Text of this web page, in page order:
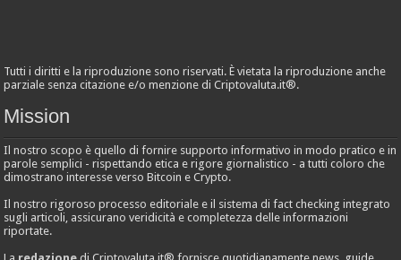
Tutti i diritti e la riproduzione sono riservati. È vietata la riproduzione anche
parziale senza citazione e/o menzione di Criptovaluta.it®.
Mission
Il nostro scopo è quello di fornire supporto informativo in modo pratico e in
parole semplici - rispettando etica e rigore giornalistico - a tutti coloro che
dimostrano interesse verso Bitcoin e Crypto.
Il nostro rigoroso processo editoriale e il sistema di fact checking integrato
sugli articoli, assicurano veridicità e completezza delle informazioni
riportate.